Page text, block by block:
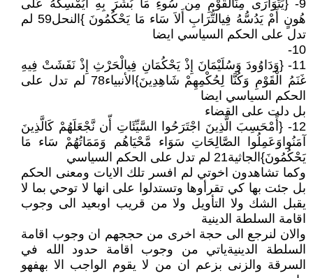
9- {يَتَوَارَى مِنَالْقَوْمِ مِن سُوءِ مَا بُشِّرَ بِهِ أَيُمْسِكُهُ عَلَى
هُونٍ أَمْ يَدُسُّهُ فِيالتُّرَابِ أَلاَ سَاء مَا يَحْكُمُونَ }النحل59 لم
تدل على الحكم السياسي ايضا
10-
11- {وَدَاوُودَ وَسُلَيْمَانَ إِذْ يَحْكُمَانِ فِيالْحَرْثِ إِذْ نَفَشَتْ فِيهِ
غَنَمُ الْقَوْمِ وَكُنَّا لِحُكْمِهِمْ شَاهِدِينَ}الأنبياء78 لم تدل على
الحكم السياسي ايضا
بل دلت على القضاء
12- {أًمْحَسِبَ الَّذِينَ اجْتَرَحُوا السَّيِّئَاتِ أّن نَّجْعَلَهُمْ كَالَّذِينَ
آمَنُواوَعَمِلُوا الصَّالِحَاتِ سَوَاء مَّحْيَاهُم وَمَمَاتُهُمْ سَاء مَا
يَحْكُمُونَ}الجاثية21 لم تدل على الحكم السياسي
وكما تشاهدون اخوتي لم افسر تلك الايات ومعنى الحكم
بل جئت بها كي تقرأوها وتستدلوا على انها لا توحي بما لا
يقبل الشك ولا التأويل ولا من قريب اوبعيد الى وجوب
اقامة السلطة الدينية
والان لنرجع الى حجة اخرى من حججهم ان وجوب اقامة
السلطة الدينيةياتي من وجوب اقامة حدود الله في
السرقة والزنى بزعم ان من لا يقوم الواجب الا بهفهو